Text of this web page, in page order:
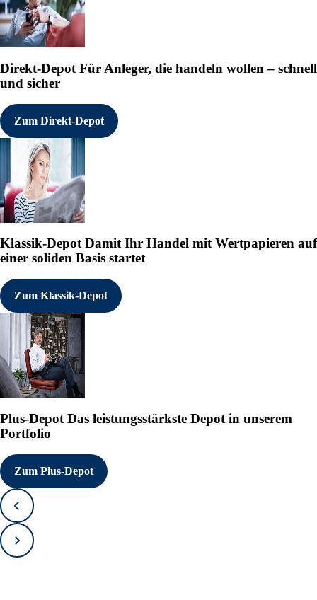
Direkt-Depot Für Anleger, die handeln wollen – schnell
und sicher
Zum Direkt-Depot
Klassik-DepotDamit Ihr Handel mit Wertpapieren auf
einer soliden Basis startet
Zum Klassik-Depot
Plus-Depot Das leistungsstärkste Depot in unserem
Portfolio
Zum Plus-Depot
Zurück
Vorwärts